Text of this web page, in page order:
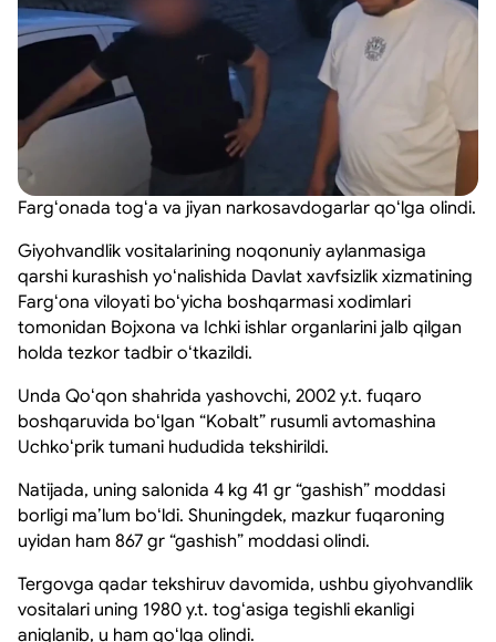
Fargʻonada togʻa va jiyan narkosavdogarlar qoʻlga olindi.
Giyohvandlik vositalarining noqonuniy aylanmasiga
qarshi kurashish yoʻnalishida Davlat xavfsizlik xizmatining
Fargʻona viloyati boʻyicha boshqarmasi xodimlari
tomonidan Bojxona va Ichki ishlar organlarini jalb qilgan
holda tezkor tadbir oʻtkazildi.
Unda Qoʻqon shahrida yashovchi, 2002 y.t. fuqaro
boshqaruvida boʻlgan “Kobalt” rusumli avtomashina
Uchkoʻprik tumani hududida tekshirildi.
Natijada, uning salonida 4 kg 41 gr “gashish” moddasi
borligi maʼlum boʻldi. Shuningdek, mazkur fuqaroning
uyidan ham 867 gr “gashish” moddasi olindi.
Tergovga qadar tekshiruv davomida, ushbu giyohvandlik
vositalari uning 1980 y.t. togʻasiga tegishli ekanligi
aniqlanib, u ham qoʻlga olindi.